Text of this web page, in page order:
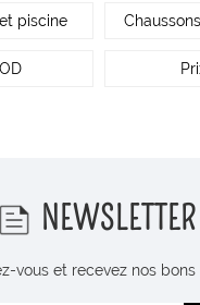
piscine
NEWSLETTER
vous et recevez nos